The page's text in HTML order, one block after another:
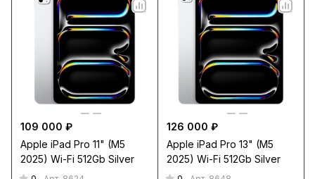
109 000 ₽
Apple iPad Pro 11" (M5
2025) Wi-Fi 512Gb Silver
126 000 ₽
Apple iPad Pro 13" (M5
2025) Wi-Fi 512Gb Silver